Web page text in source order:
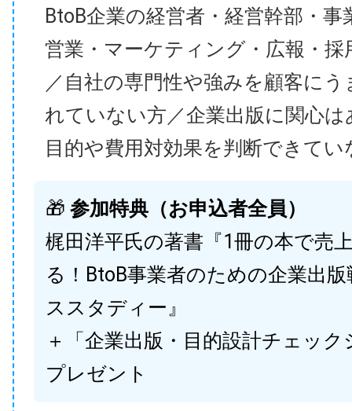
BtoB企業の経営者・経営幹部・事
営業・マーケティング・広報・採
／自社の専門性や強みを顧客に
れていない方／企業出版に関心
目的や費用対効果を判断できてい
🎁 参加特典（お申込者全員）
梶田洋平氏の著書『1冊の本で売
る！BtoB事業者のための企業出
ススタディー』
＋「企業出版・目的設計チェック
プレゼント